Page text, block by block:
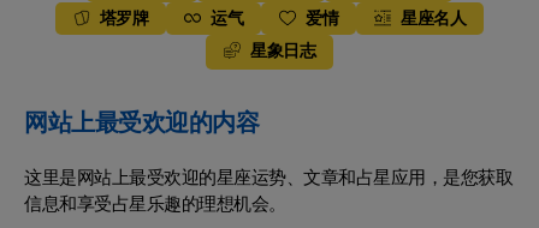
塔罗牌
运气 爱情
星座名人
星象日志
网站上最受欢迎的内容
这里是网站上最受欢迎的星座运势、文章和占星应用，是您获取
信息和享受占星乐趣的理想机会。